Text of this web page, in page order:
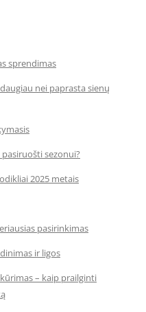
sprendimas
nei paprasta sienų
sezonui?
2025 metais
pasirinkimas
ir ligos
– kaip prailginti